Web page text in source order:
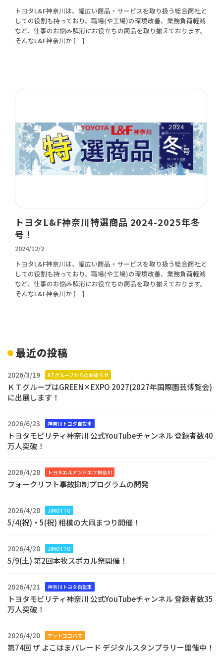
トヨタL&F神奈川は、幅広い商品・サービスを取り扱う総合商社と
しての役割も持っており、職場(や工場)の環境改善、業務負荷軽減
など、仕事のお悩み解消にお役立ちの商品を取り揃えております。
そんなL&F神奈川か […]
トヨタL&F神奈川特選商品 2024-2025年冬
号！
2024/12/2
トヨタL&F神奈川は、幅広い商品・サービスを取り扱う総合商社と
しての役割も持っており、職場(や工場)の環境改善、業務負荷軽減
など、仕事のお悩み解消にお役立ちの商品を取り揃えております。
そんなL&F神奈川か […]
最近の投稿
2026/3/19 KTグループからのお知らせ
ＫＴグループはGREEN×EXPO 2027(2027年国際園芸博覧会)
に出展します！
2026/6/23 神奈川トヨタ自動車
トヨタモビリティ神奈川 公式YouTubeチャンネル 登録者数40
万人突破！
2026/4/28 トヨタエルアンドエフ神奈川
フォークリフト事故抑制プログラムの開発
2026/4/28 JIMOTTO
5/4(祝)・5(祝) 相模の大凧まつり開催！
2026/4/28 JIMOTTO
5/9(土) 第2回本牧スポカル祭開催！
2026/4/21 神奈川トヨタ自動車
トヨタモビリティ神奈川 公式YouTubeチャンネル 登録者数35
万人突破！
2026/4/20 アットヨコハマ
第74回 ザ よこはまパレード デジタルスタンプラリー開催中！